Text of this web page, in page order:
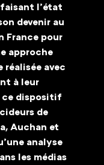
l’état
devenir au
France pour
approche
avec
à leur
ce dispositif
de
Auchan et
analyse
les médias